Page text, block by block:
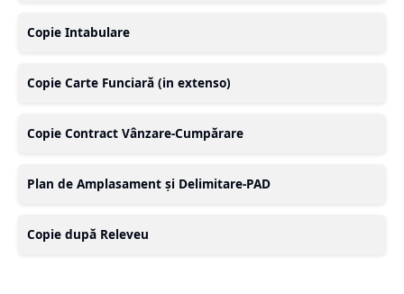
Copie Intabulare
Copie Carte Funciară (in extenso)
Copie Contract Vânzare-Cumpărare
Plan de Amplasament și Delimitare-PAD
Copie după Releveu